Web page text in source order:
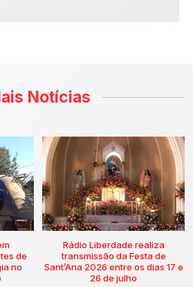
Notícias
de
no
Rádio Liberdade realiza
transmissão da Festa de
Sant’Ana 2026 entre os dias 17 e
26 de julho